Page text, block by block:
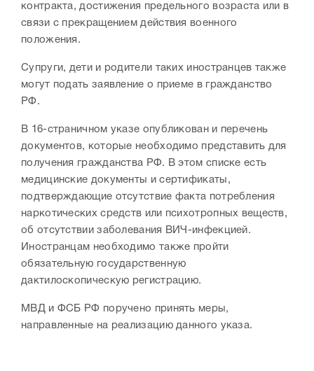
контракта, достижения предельного возраста или в
связи с прекращением действия военного
положения.
Супруги, дети и родители таких иностранцев также
могут подать заявление о приеме в гражданство
РФ.
В 16-страничном указе опубликован и перечень
документов, которые необходимо представить для
получения гражданства РФ. В этом списке есть
медицинские документы и сертификаты,
подтверждающие отсутствие факта потребления
наркотических средств или психотропных веществ,
об отсутствии заболевания ВИЧ-инфекцией.
Иностранцам необходимо также пройти
обязательную государственную
дактилоскопическую регистрацию.
МВД и ФСБ РФ поручено принять меры,
направленные на реализацию данного указа.